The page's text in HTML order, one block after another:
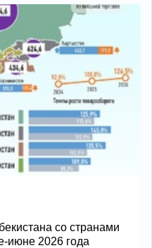
со странами
июне 2026 года